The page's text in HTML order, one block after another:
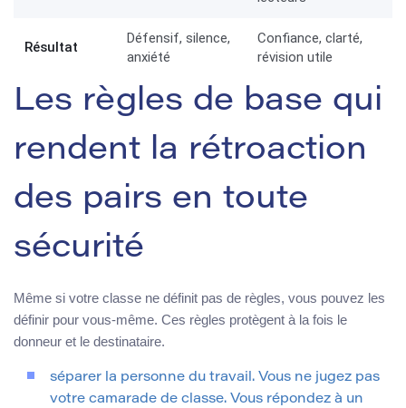
Résultat
Défensif, silence,
anxiété
Confiance, clarté,
révision utile
Les règles de base qui
rendent la rétroaction
des pairs en toute
sécurité
Même si votre classe ne définit pas de règles, vous pouvez les
définir pour vous-même. Ces règles protègent à la fois le
donneur et le destinataire.
séparer la personne du travail. Vous ne jugez pas
votre camarade de classe. Vous répondez à un